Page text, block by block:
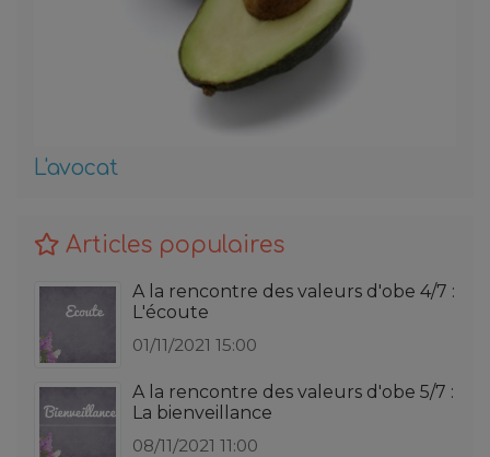
L'avocat
Articles populaires
A la rencontre des valeurs d'obe 4/7 :
L'écoute
01/11/2021 15:00
A la rencontre des valeurs d'obe 5/7 :
La bienveillance
08/11/2021 11:00